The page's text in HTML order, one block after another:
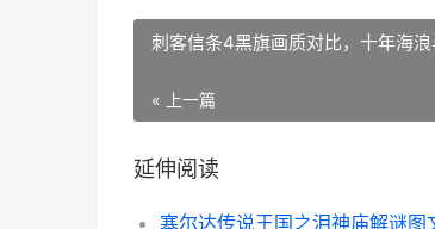
刺客信条4黑旗画质对比，十年海
« 上一篇
延伸阅读